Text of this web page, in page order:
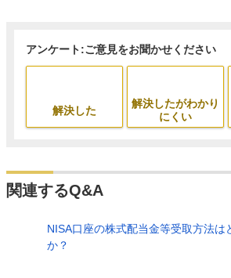
アンケート:ご意見をお聞かせください
解決した
解決したがわかり
にくい
関連するQ&A
NISA口座の株式配当金等受取方法は
か？